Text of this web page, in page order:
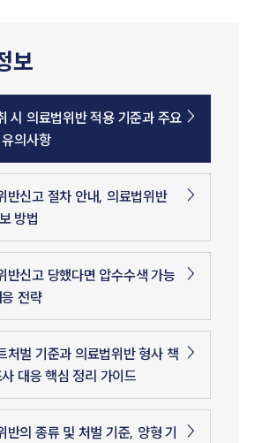
보
시 의료법위반 적용 기준과 주요
의사항
반신고 절차 안내, 의료법위반
방법
반신고 당했다면 압수수색 가능
전략
처벌 기준과 의료법위반 형사 책
대응 핵심 정리 가이드
반의 종류 및 처벌 기준, 양형 기